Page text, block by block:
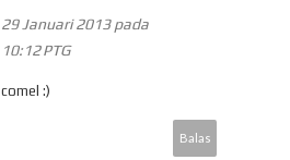
29 Januari 2013 pada
10:12 PTG
comel :)
Balas